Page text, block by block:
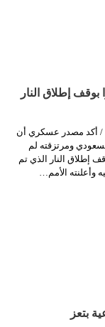
إطلاق النار
/ أكد مصدر عسكري أن
ومرتزقته لم
إطلاق النار الذي تم
وأعلنته الأمم…
بتعز